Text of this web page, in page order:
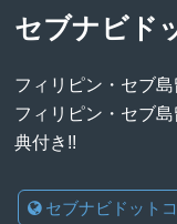
セブナビド
フィリピン・セブ
フィリピン・セブ
典付き!!
セブナビドット